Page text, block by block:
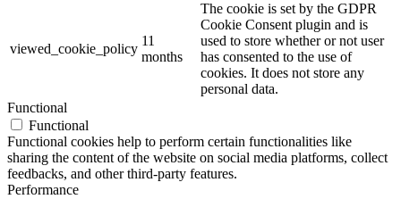
viewed_cookie_policy
11
months
The cookie is set by the GDPR
Cookie Consent plugin and is
used to store whether or not user
has consented to the use of
cookies. It does not store any
personal data.
Functional
Functional
Functional cookies help to perform certain functionalities like
sharing the content of the website on social media platforms, collect
feedbacks, and other third-party features.
Performance